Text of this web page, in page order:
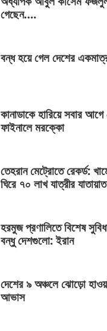
গেছেন….
বন্ধ হয়ে গেল দেশের
কানাডাকে হারিয়ে সবার আগে
ফাইনালে মরক্কো
তেহরান মেট্রোতে রেকর্ড:
ঘিরে ৭০ লাখ যাত্রীর যাতায়াত
হরমুজ প্রণালিতে বিশেষ
বন্ধু দেশগুলো: ইরান
দেশের ৯ অঞ্চলে ঝোড়ো
আভাস